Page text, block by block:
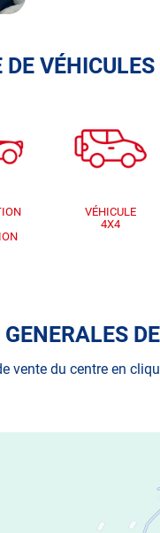
DE VÉHICULES
VÉHICULE
4X4
vente du centre en